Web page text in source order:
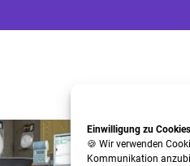
Einwilligung zu
🍪 Wir verwenden
Kommunikation